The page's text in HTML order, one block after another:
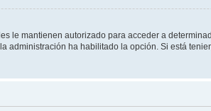
le mantienen autorizado para acceder a
administración ha habilitado la opción. Si está